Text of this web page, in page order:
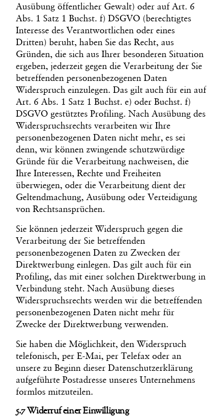
Ausübung öffentlicher Gewalt) oder auf Art. 6
Abs. 1 Satz 1 Buchst. f) DSGVO (berechtigtes
Interesse des Verantwortlichen oder eines
Dritten) beruht, haben Sie das Recht, aus
Gründen, die sich aus Ihrer besonderen Situation
ergeben, jederzeit gegen die Verarbeitung der Sie
betreffenden personenbezogenen Daten
Widerspruch einzulegen. Das gilt auch für ein auf
Art. 6 Abs. 1 Satz 1 Buchst. e) oder Buchst. f)
DSGVO gestütztes Profiling. Nach Ausübung des
Widerspruchsrechts verarbeiten wir Ihre
personenbezogenen Daten nicht mehr, es sei
denn, wir können zwingende schutzwürdige
Gründe für die Verarbeitung nachweisen, die
Ihre Interessen, Rechte und Freiheiten
überwiegen, oder die Verarbeitung dient der
Geltendmachung, Ausübung oder Verteidigung
von Rechtsansprüchen.
Sie können jederzeit Widerspruch gegen die
Verarbeitung der Sie betreffenden
personenbezogenen Daten zu Zwecken der
Direktwerbung einlegen. Das gilt auch für ein
Profiling, das mit einer solchen Direktwerbung in
Verbindung steht. Nach Ausübung dieses
Widerspruchsrechts werden wir die betreffenden
personenbezogenen Daten nicht mehr für
Zwecke der Direktwerbung verwenden.
Sie haben die Möglichkeit, den Widerspruch
telefonisch, per E-Mai, per Telefax oder an
unsere zu Beginn dieser Datenschutzerklärung
aufgeführte Postadresse unseres Unternehmens
formlos mitzuteilen.
5.7 Widerruf einer Einwilligung